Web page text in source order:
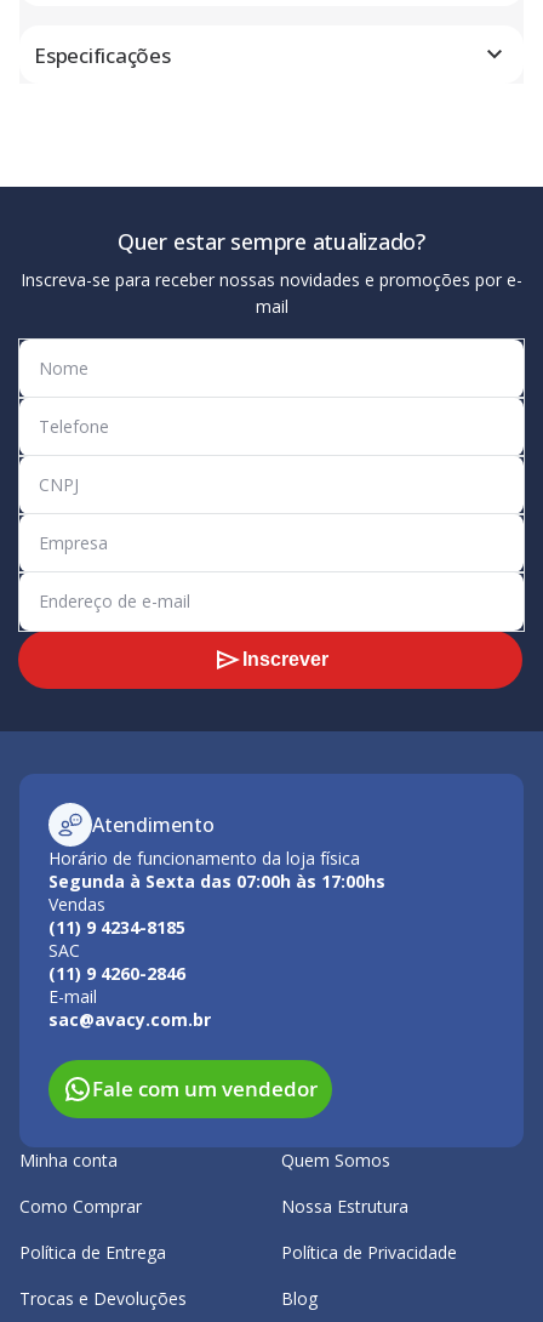
Especificações
Quer estar sempre atualizado?
Inscreva-se para receber nossas novidades e promoções por e-
mail
Inscrever
Atendimento
Horário de funcionamento da loja física
Segunda à Sexta das 07:00h às 17:00hs
Vendas
(11) 9 4234-8185
SAC
(11) 9 4260-2846
E-mail
sac@avacy.com.br
Fale com um vendedor
Minha conta
Como Comprar
Política de Entrega
Trocas e Devoluções
Quem Somos
Nossa Estrutura
Política de Privacidade
Blog